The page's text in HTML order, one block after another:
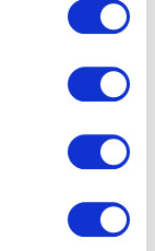
nach dem
Die